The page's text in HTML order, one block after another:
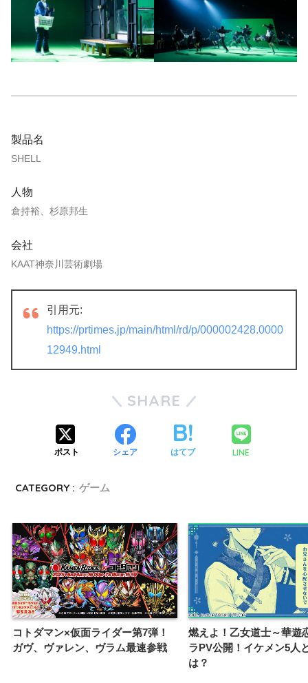
製品名
SHELL
人物
倉持裕、杉原邦生
会社
KAAT神奈川芸術劇場
引用元:
https://prtimes.jp/main/html/rd/p/000002428.0000
12949.html
SHARE
ポスト シェア はてブ LINE
CATEGORY : ゲーム
コトダマン×仮面ライダー第7弾！
ガヴ、ヴァレン、ヴラム最速参戦
燃えよ！乙女道士～華遊
ラPV公開！イケメン5人
は？